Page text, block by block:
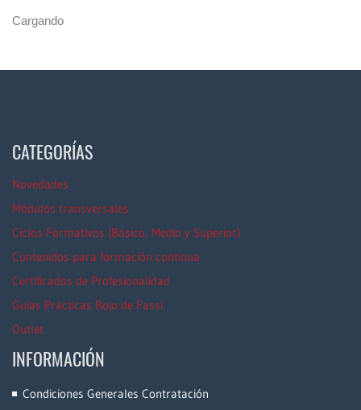
Cargando
CATEGORÍAS
Novedades
Módulos transversales
Ciclos Formativos (Básico, Medio y Superior)
Contenidos para formación continua
Certificados de Profesionalidad
Guías Prácticas Rojo de Fassi
Outlet
INFORMACIÓN
Condiciones Generales Contratación